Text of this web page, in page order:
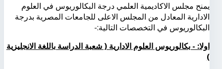
يمنح مجلس الاكاديمية العلمي درجة البكالوريوس في العلوم
الادارية المعادل من المجلس الاعلى للجامعات المصرية بدرجة
البكالوريوس في التخصصات التالية:-
اولا: - بكالوريوس العلوم الادارية ( شعبة الدراسة باللغة الانجليزية
)